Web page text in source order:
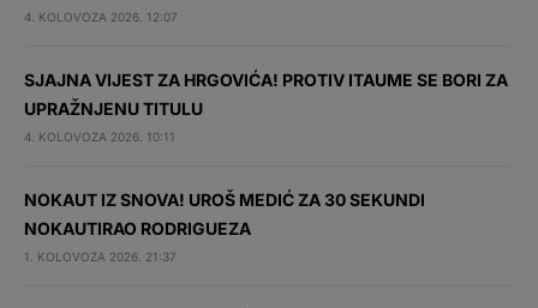
4. KOLOVOZA 2026. 12:07
SJAJNA VIJEST ZA HRGOVIĆA! PROTIV ITAUME SE BORI ZA
UPRAŽNJENU TITULU
4. KOLOVOZA 2026. 10:11
NOKAUT IZ SNOVA! UROŠ MEDIĆ ZA 30 SEKUNDI
NOKAUTIRAO RODRIGUEZA
1. KOLOVOZA 2026. 21:37